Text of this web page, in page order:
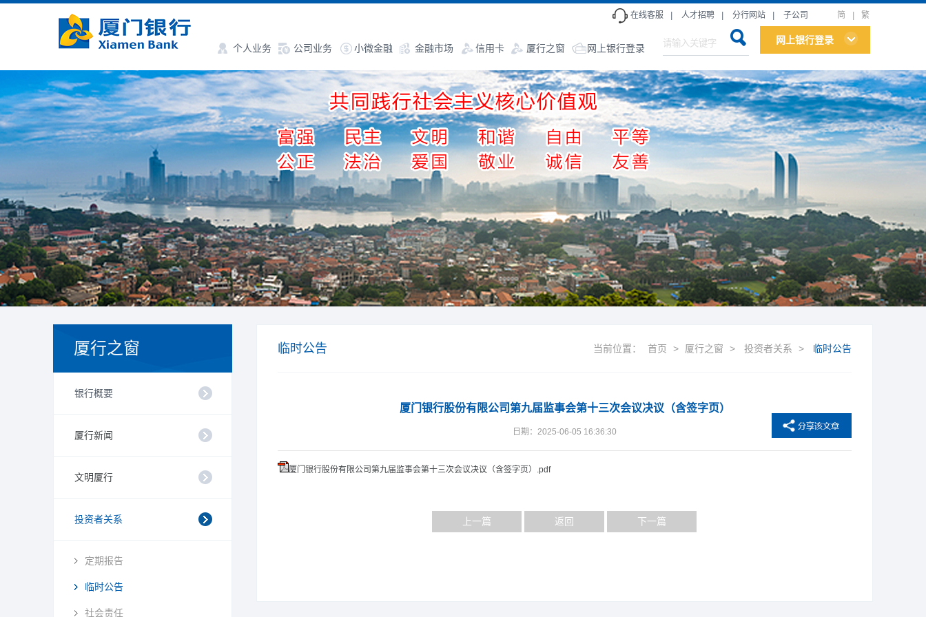
个人业务 公司业务 小微金融 金融市场 信用卡 厦行之窗 网上银行登录
网上银行登录
在线客服 人才招聘 分行网站 子公司 简 繁
厦行之窗
银行概要
厦行新闻
文明厦行
投资者关系
定期报告
临时公告
社会责任
临时公告 当前位置： 首页 > 厦行之窗 > 投资者关系 > 临时公告
厦门银行股份有限公司第九届监事会第十三次会议决议（含签字页）
日期：2025-06-05 16:36:30
厦门银行股份有限公司第九届监事会第十三次会议决议（含签字页）.pdf
上一篇 返回 下一篇